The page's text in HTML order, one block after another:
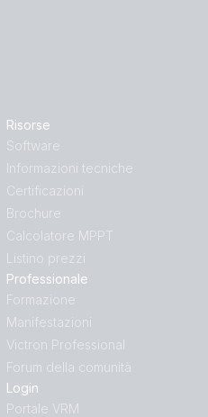
Risorse
Software
Informazioni tecniche
Certificazioni
Brochure
Calcolatore MPPT
Listino prezzi
Professionale
Formazione
Manifestazioni
Victron Professional
Forum della comunità
Login
Portale VRM